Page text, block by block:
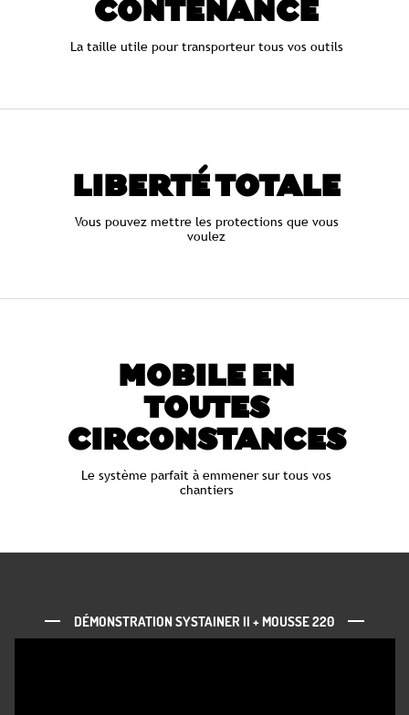
CONTENANCE
La taille utile pour transporteur tous vos outils
LIBERTÉ TOTALE
Vous pouvez mettre les protections que vous
voulez
MOBILE EN
TOUTES
CIRCONSTANCES
Le système parfait à emmener sur tous vos
chantiers
DÉMONSTRATION SYSTAINER II + MOUSSE 220